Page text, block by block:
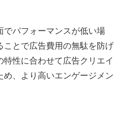
パフォーマンスが低い場
とで広告費用の無駄を防げ
性に合わせて広告クリエイ
、より高いエンゲージメン